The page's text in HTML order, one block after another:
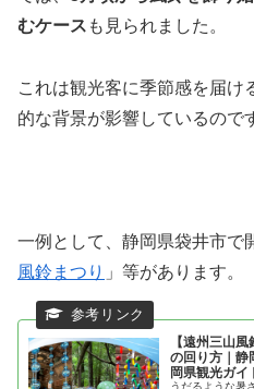
むケース も見られました。
これは観光客に季節感を届け
的な背景が影響しているので
一例として、静岡県袋井市で
風鈴まつり 」等があります。
【遠州三山
の回り方｜静
岡県観光ガ
うだるような暑